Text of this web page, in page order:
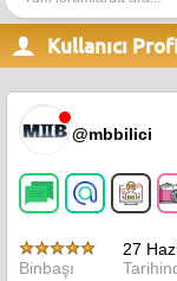
Kullanıcı
@mbbilici
Binbaşı
27